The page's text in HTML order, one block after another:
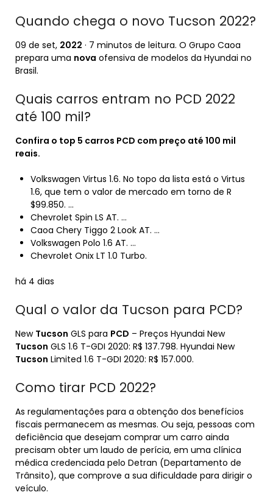
Quando chega o novo Tucson 2022?
09 de set, 2022 · 7 minutos de leitura. O Grupo Caoa
prepara uma nova ofensiva de modelos da Hyundai no
Brasil.
Quais carros entram no PCD 2022
até 100 mil?
Confira o top 5 carros PCD com preço até 100 mil
reais.
Volkswagen Virtus 1.6. No topo da lista está o Virtus
1.6, que tem o valor de mercado em torno de R
$99.850. …
Chevrolet Spin LS AT. …
Caoa Chery Tiggo 2 Look AT. …
Volkswagen Polo 1.6 AT. …
Chevrolet Onix LT 1.0 Turbo.
há 4 dias
Qual o valor da Tucson para PCD?
New Tucson GLS para PCD – Preços Hyundai New
Tucson GLS 1.6 T-GDI 2020: R$ 137.798. Hyundai New
Tucson Limited 1.6 T-GDI 2020: R$ 157.000.
Como tirar PCD 2022?
As regulamentações para a obtenção dos benefícios
fiscais permanecem as mesmas. Ou seja, pessoas com
deficiência que desejam comprar um carro ainda
precisam obter um laudo de perícia, em uma clínica
médica credenciada pelo Detran (Departamento de
Trânsito), que comprove a sua dificuldade para dirigir o
veículo.